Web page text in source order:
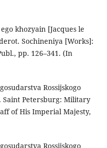
khozyain [Jacques le
Sochineniya [Works]:
pp. 126–341. (In
Rossijskogo
Saint Petersburg: Military
of His Imperial Majesty,
Rossijskogo